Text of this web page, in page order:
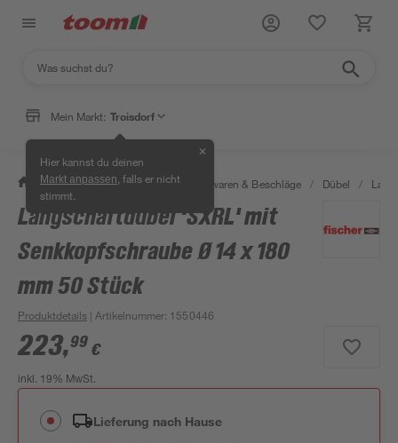
Mein Markt: Troisdorf
Hier kannst du deinen
Markt anpassen , falls er nicht
stimmt.
✕
/ Werkstatt & Maschinen / Eisenwaren & Beschläge / Dübel /
Langschaftdübel 'SXRL' mit
Senkkopfschraube Ø 14 x 180
mm 50 Stück
Produktdetails | Artikelnummer: 1550446
223,99 €
inkl. 19% MwSt.
Lieferung nach Hause